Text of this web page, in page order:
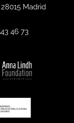
28015 Madrid
46 73